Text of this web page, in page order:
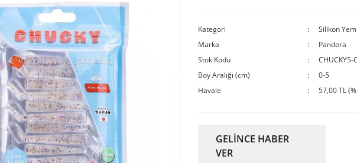
Kategori
Silikon
Marka
Pandora
Stok Kodu
CHUCKY5-
Boy Aralığı (cm)
0-5
Havale
57,00 TL
GELİNCE HABER
VER